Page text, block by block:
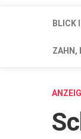
BLICK
ZAHN,